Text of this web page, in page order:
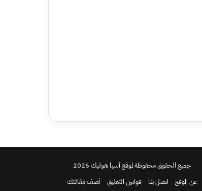
جميع الحقوق محفوظة لموقع آسيا هوليك 2026
عن الموقع
اتصل بنا قوانين التعليق أضف مقالتك